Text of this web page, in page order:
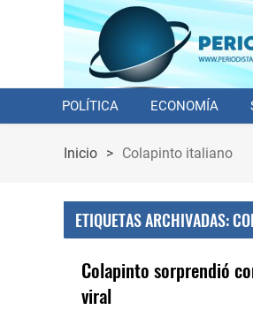
POLÍTICA ECONOMÍA
Inicio > Colapinto italiano
ETIQUETAS ARCHIVADAS:
Colapinto sorprendió
viral